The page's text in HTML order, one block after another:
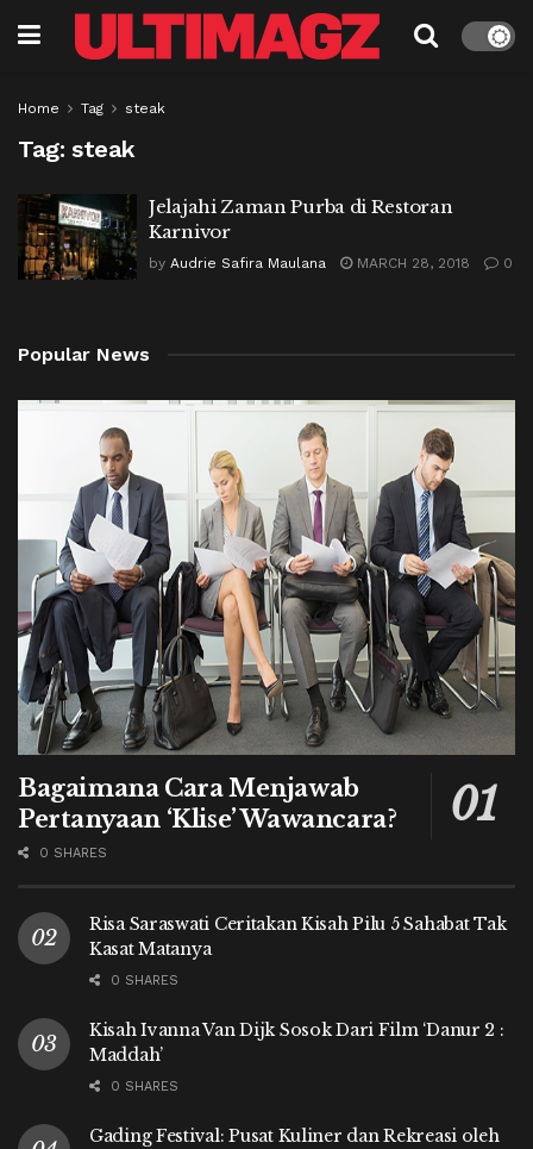
Home Tag steak
Tag: steak
Jelajahi Zaman Purba di Restoran
Karnivor
by Audrie Safira Maulana MARCH 28, 2018 0
Popular News
Bagaimana Cara Menjawab
Pertanyaan ‘Klise’ Wawancara?
0 SHARES
Risa Saraswati Ceritakan Kisah Pilu 5 Sahabat Tak
Kasat Matanya
0 SHARES
Kisah Ivanna Van Dijk Sosok Dari Film ‘Danur 2 :
Maddah’
0 SHARES
Gading Festival: Pusat Kuliner dan Rekreasi oleh